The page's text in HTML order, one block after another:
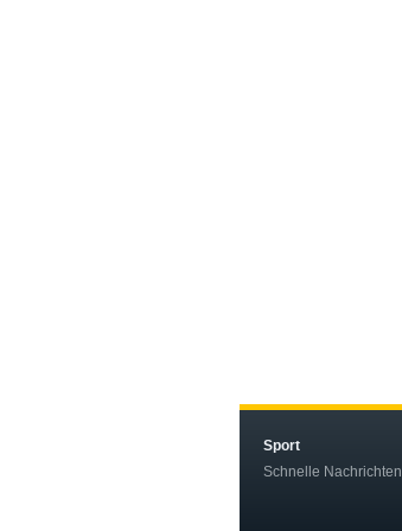
Sport
Schnelle Nachrichten